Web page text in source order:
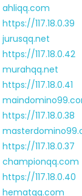
ahliqq.com
https://117.18.0.39
jurusqq.net
https://117.18.0.42
murahqq.net
https://117.18.0.41
https://117.18.0.38
https://117.18.0.37
championqq.com
https://117.18.0.40
hematqq.com